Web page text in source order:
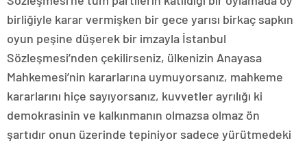
birliğiyle karar vermişken bir gece yarısı birkaç sapkın
oyun peşine düşerek bir imzayla İstanbul
Sözleşmesi’nden çekilirseniz, ülkenizin Anayasa
Mahkemesi’nin kararlarına uymuyorsanız, mahkeme
kararlarını hiçe sayıyorsanız, kuvvetler ayrılığı ki
demokrasinin ve kalkınmanın olmazsa olmaz ön
şartıdır onun üzerinde tepiniyor sadece yürütmedeki